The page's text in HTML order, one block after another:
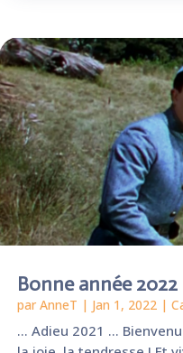
Bonne année 2022
parAnneT | Jan 1, 2022 |
... Adieu 2021 ...